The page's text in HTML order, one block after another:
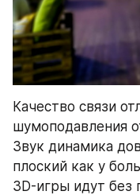
Качество связи
шумоподавления
Звук динамика
плоский как у
3D-игры идут без